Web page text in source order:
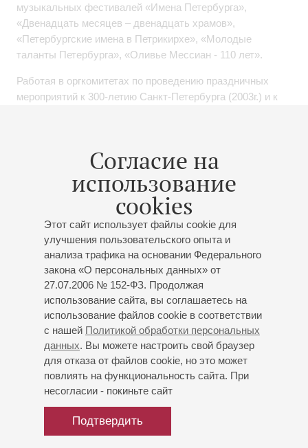
Согласие на
использование
cookies
Этот сайт использует файлы cookie для
улучшения пользовательского опыта и
анализа трафика на основании Федерального
закона «О персональных данных» от
27.07.2006 № 152-ФЗ. Продолжая
использование сайта, вы соглашаетесь на
использование файлов cookie в соответствии
с нашей Политикой обработки персональных
данных. Вы можете настроить свой браузер
для отказа от файлов cookie, но это может
повлиять на функциональность сайта. При
несогласии - покиньте сайт
Подтвердить
музыкальных фестивалей «Имена Петербурга»,
«Двенадцать месяцев – двенадцать храмов»,
«Петербургские имена в Петрикирхе», «Молодые
таланты Петербурга», «Оливье Мессиан - 110 лет».
Работая в оргкомитетах по проведению праздничных
мероприятий к 300-летию Санкт-Петербурга (2003г.) и к
музыкантов. С этого времени музыкант успешно
общественную деятельность. Председатель Санкт-
Петербургского союза музыкальных деятелей, член
Президиума Международного союза музыкальных
деятелей, президент Центра искусств «Петербургские
имена». Ведет активную просветительскую и
популяризаторскую работу в области классической
музыки. Награжден медалью «300 лет Санкт-
Петербургу», медалью «К 1000-летию Казани», почетным
знаком Министерства культуры РТ «За достижения в
культуре», Золотой медалью международного
музыкального фестиваля «Дельта Невы».
Работал экспертом фортепианной фабрики SAUTER в
Штутгарте (Германия).
Выступления пианиста записывались на Радио России,
Татарстана и Казахстана и вышли на девяти компакт-